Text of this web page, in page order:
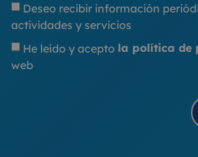
Deseo recibir información
actividades y servicios
He leído y acepto la política de
web